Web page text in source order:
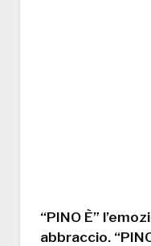
“PINO È”
abbraccio.